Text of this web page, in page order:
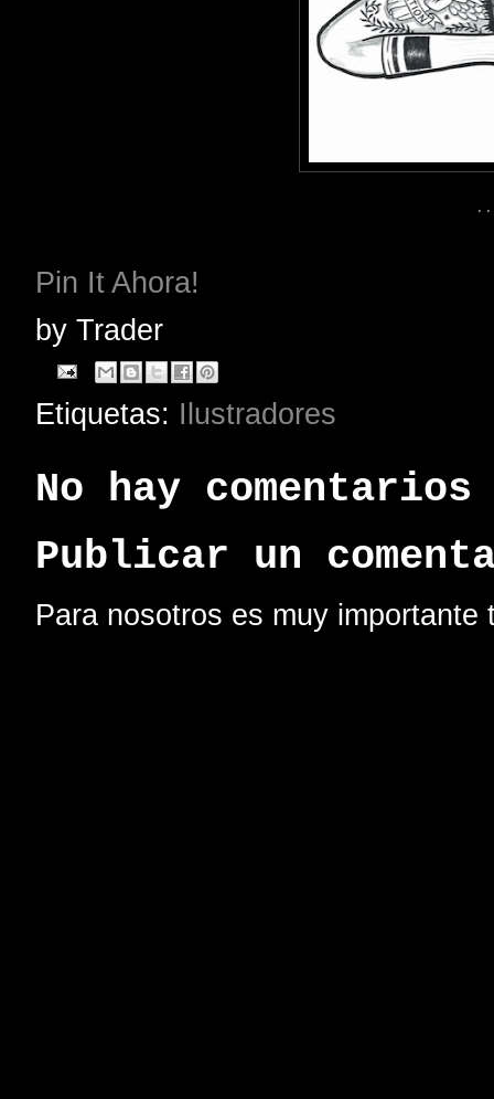
. .
Pin It Ahora!
by Trader
Etiquetas: Ilustradores
No hay
Publicar un
Para nosotros es muy